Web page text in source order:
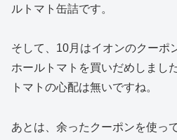
ルトマト缶詰です。
そして、10月はイオンのクーポ
ホールトマトを買いだめしまし
トマトの心配は無いですね。
あとは、余ったクーポンを使っ